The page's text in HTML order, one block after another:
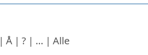
Å ? … Alle